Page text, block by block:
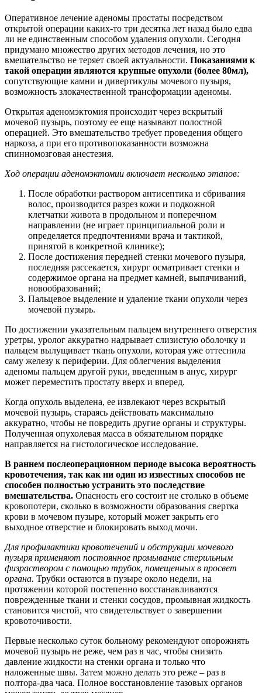
Оперативное лечение аденомы простаты посредством
открытой операции каких-то три десятка лет назад было едва
ли не единственным способом удаления опухоли. Сегодня
придумано множество других методов лечения, но это
вмешательство не теряет своей актуальности. Показаниями к
такой операции являются крупные опухоли (более 80мл),
сопутствующие камни и дивертикулы мочевого пузыря,
возможность злокачественной трансформации аденомы.
Открытая аденомэктомия происходит через вскрытый
мочевой пузырь, поэтому ее еще называют полостной
операцией. Это вмешательство требует проведения общего
наркоза, а при его противопоказанности возможна
спинномозговая анестезия.
Ход операции аденомэктомии включает несколько этапов:
После обработки раствором антисептика и сбривания
волос, производится разрез кожи и подкожной
клетчатки живота в продольном и поперечном
направлении (не играет принципиальной роли и
определяется предпочтениями врача и тактикой,
принятой в конкретной клинике);
После достижения передней стенки мочевого пузыря,
последняя рассекается, хирург осматривает стенки и
содержимое органа на предмет камней, выпячиваний,
новообразований;
Пальцевое выделение и удаление ткани опухоли через
мочевой пузырь.
По достижении указательным пальцем внутреннего отверстия
уретры, уролог аккуратно надрывает слизистую оболочку и
пальцем вылущивает ткань опухоли, которая уже оттеснила
саму железу к периферии. Для облегчения выделения
аденомы пальцем другой руки, введенным в анус, хирург
может переместить простату вверх и вперед.
Когда опухоль выделена, ее извлекают через вскрытый
мочевой пузырь, стараясь действовать максимально
аккуратно, чтобы не повредить другие органы и структуры.
Полученная опухолевая масса в обязательном порядке
направляется на гистологическое исследование.
В раннем послеоперационном периоде высока вероятность
кровотечения, так как ни один из известных способов не
способен полностью устранить это последствие
вмешательства. Опасность его состоит не столько в объеме
кровопотери, сколько в возможности образования свертка
крови в мочевом пузыре, который может закрыть его
выходное отверстие и блокировать выход мочи.
Для профилактики кровотечений и обструкции мочевого
пузыря применяют постоянное промывание стерильным
физраствором с помощью трубок, помещенных в просвет
органа. Трубки остаются в пузыре около недели, на
протяжении которой постепенно восстанавливаются
поврежденные ткани и стенки сосудов, промывная жидкость
становится чистой, что свидетельствует о завершении
кровоточивости.
Первые несколько суток больному рекомендуют опорожнять
мочевой пузырь не реже, чем раз в час, чтобы снизить
давление жидкости на стенки органа и только что
наложенные швы. Затем можно делать это реже – раз в
полтора-два часа. Полное восстановление тазовых органов